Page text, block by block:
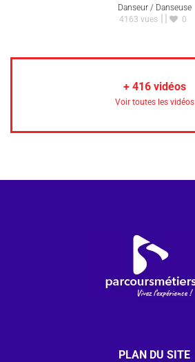
Danseur / Danseuse
4163 vues
0
+ 416vidéos
Voir toutes les vidéos
PLAN DU SITE